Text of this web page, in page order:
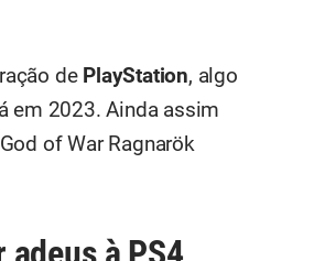
de PlayStation, algo
em 2023. Ainda assim
of War Ragnarök